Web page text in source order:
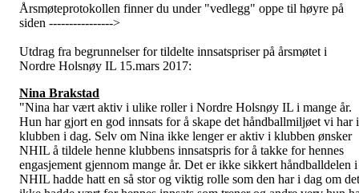
Årsmøteprotokollen finner du under "vedlegg" oppe til høyre på
siden ---------------->
Utdrag fra begrunnelser for tildelte innsatspriser på årsmøtet i
Nordre Holsnøy IL 15.mars 2017:
Nina Brakstad
"Nina har vært aktiv i ulike roller i Nordre Holsnøy IL i mange år.
Hun har gjort en god innsats for å skape det håndballmiljøet vi har i
klubben i dag. Selv om Nina ikke lenger er aktiv i klubben ønsker
NHIL å tildele henne klubbens innsatspris for å takke for hennes
engasjement gjennom mange år. Det er ikke sikkert håndballdelen i
NHIL hadde hatt en så stor og viktig rolle som den har i dag om det